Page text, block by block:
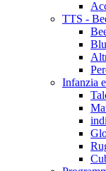
TTS -
Infanzia
indi